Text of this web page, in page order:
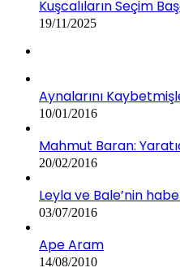
Kuşcalıların Seçim
19/11/2025
Aynalarını
10/01/2016
Mahmut Baran:
20/02/2016
Leyla ve Bale’nin
03/07/2016
Ape Aram
14/08/2010